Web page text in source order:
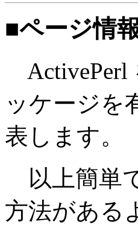
■ページ情
ActivePerl
ッケージを
表します。
以上簡単
方法がある